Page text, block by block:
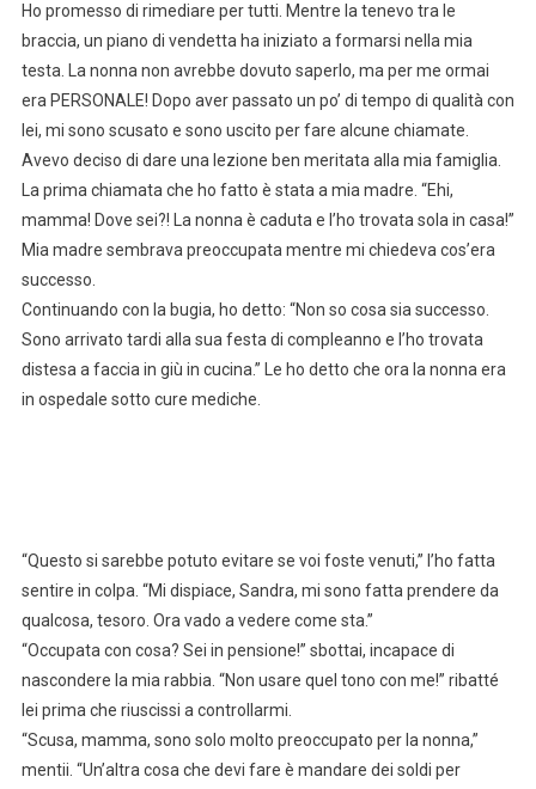
Ho promesso di rimediare per tutti. Mentre la tenevo tra le
braccia, un piano di vendetta ha iniziato a formarsi nella mia
testa. La nonna non avrebbe dovuto saperlo, ma per me ormai
era PERSONALE! Dopo aver passato un po’ di tempo di qualità con
lei, mi sono scusato e sono uscito per fare alcune chiamate.
Avevo deciso di dare una lezione ben meritata alla mia famiglia.
La prima chiamata che ho fatto è stata a mia madre. “Ehi,
mamma! Dove sei?! La nonna è caduta e l’ho trovata sola in casa!”
Mia madre sembrava preoccupata mentre mi chiedeva cos’era
successo.
Continuando con la bugia, ho detto: “Non so cosa sia successo.
Sono arrivato tardi alla sua festa di compleanno e l’ho trovata
distesa a faccia in giù in cucina.” Le ho detto che ora la nonna era
in ospedale sotto cure mediche.
“Questo si sarebbe potuto evitare se voi foste venuti,” l’ho fatta
sentire in colpa. “Mi dispiace, Sandra, mi sono fatta prendere da
qualcosa, tesoro. Ora vado a vedere come sta.”
“Occupata con cosa? Sei in pensione!” sbottai, incapace di
nascondere la mia rabbia. “Non usare quel tono con me!” ribatté
lei prima che riuscissi a controllarmi.
“Scusa, mamma, sono solo molto preoccupato per la nonna,”
mentii. “Un’altra cosa che devi fare è mandare dei soldi per